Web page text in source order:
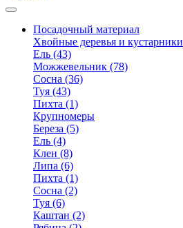
Посадочный материал
Хвойные деревья и кустарники
Ель (43)
Можжевельник (78)
Сосна (36)
Туя (43)
Пихта (1)
Крупномеры
Береза (5)
Ель (4)
Клен (8)
Липа (6)
Пихта (1)
Сосна (2)
Туя (6)
Каштан (2)